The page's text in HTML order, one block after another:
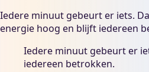
Iedere minuut gebeurt er iets.
energie hoog en blijft iedereen
Iedere minuut gebeurt er
iedereen betrokken.